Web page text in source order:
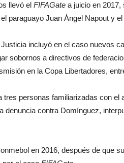
llevó el FIFAGate a juicio en
paraguayo Juan Ángel Napout y
incluyó en el caso nuevos
sobornos a directivos de
en la Copa Libertadores,
tres personas familiarizadas con el
denuncia contra Domínguez,
en 2016, después de que